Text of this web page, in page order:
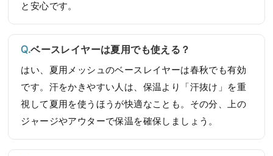
と安心です。
ベースレイヤーは夏用でも使える？
はい、夏用メッシュのベースレイヤーは春秋でも有効
です。汗をかきやすい人は、保温より「汗抜け」を重
視して夏用を使うほうが快適なことも。その分、上の
ジャージやアウターで保温を確保しましょう。